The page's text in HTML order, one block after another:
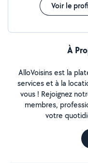
Voir le
À
AlloVoisins est la
services et à la
vous ! Rejoignez
membres,
votre